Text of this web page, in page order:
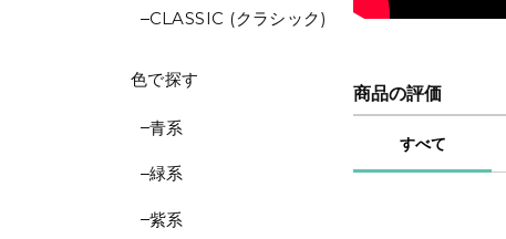
CLASSIC (クラシック)
色で探す
青系
緑系
紫系
商品の評価
すべて